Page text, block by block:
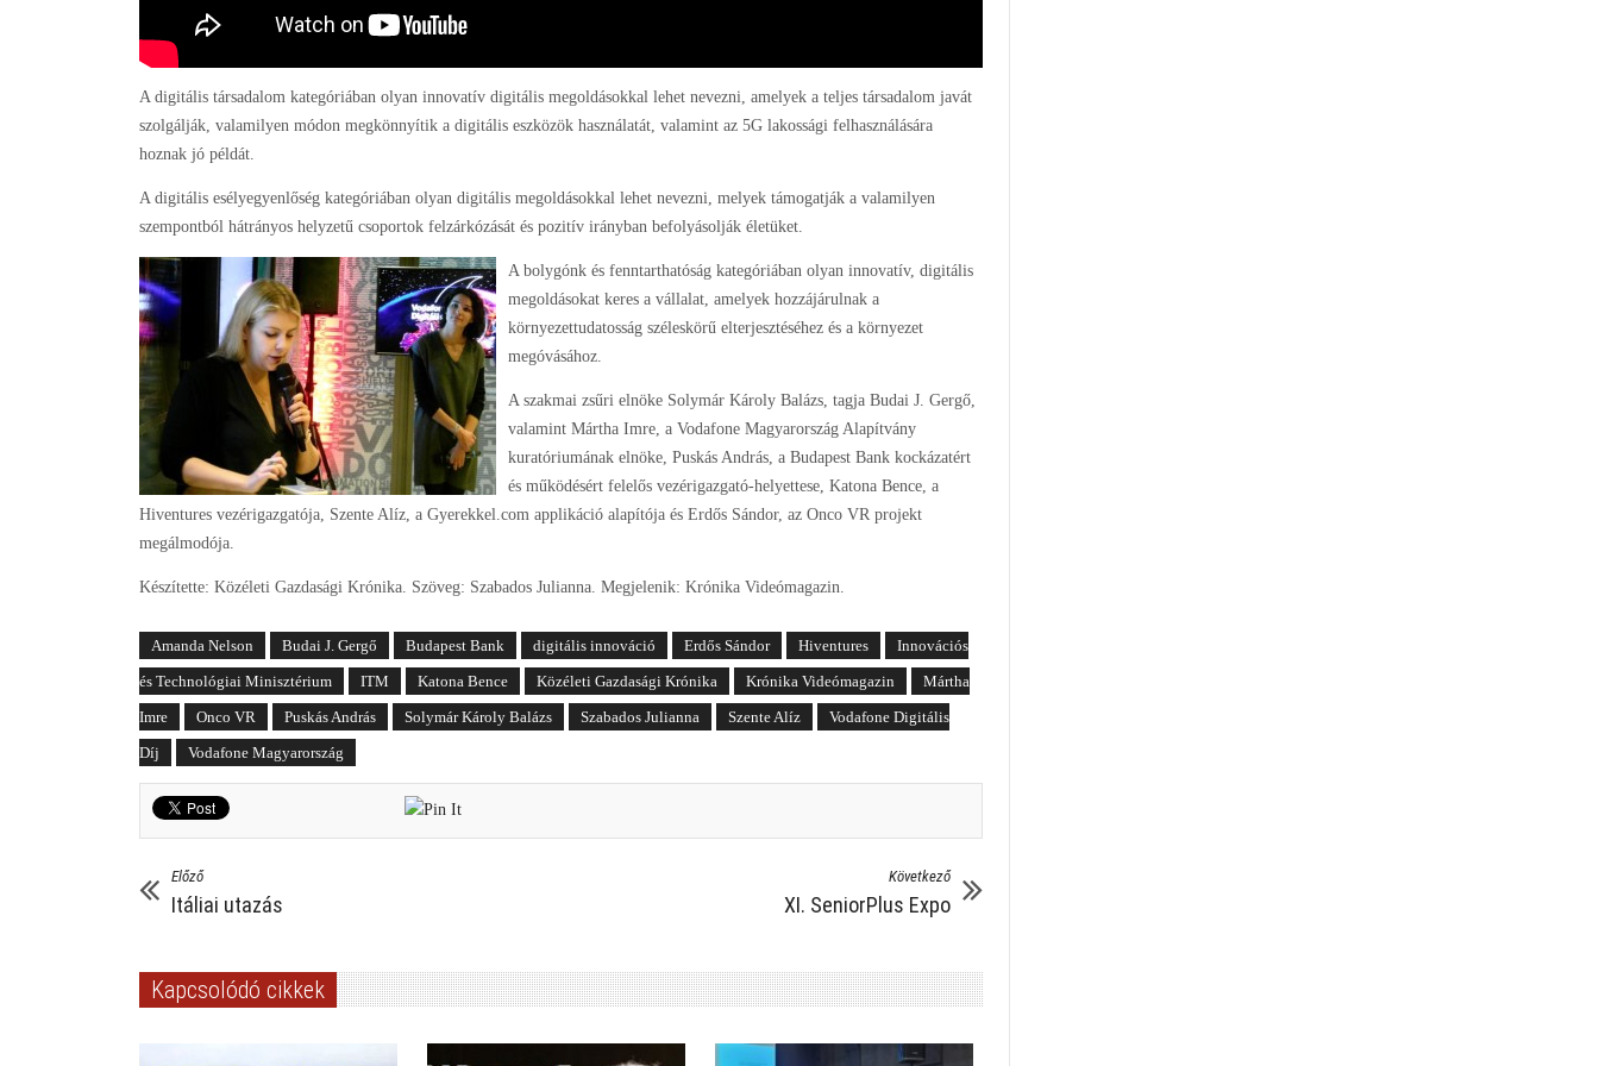
A digitális társadalom kategóriában olyan innovatív digitális megoldásokkal lehet nevezni, amelyek a teljes társadalom javát
szolgálják, valamilyen módon megkönnyítik a digitális eszközök használatát, valamint az 5G lakossági felhasználására
hoznak jó példát.
A digitális esélyegyenlőség kategóriában olyan digitális megoldásokkal lehet nevezni, melyek támogatják a valamilyen
szempontból hátrányos helyzetű csoportok felzárkózását és pozitív irányban befolyásolják életüket.
A bolygónk és fenntarthatóság kategóriában olyan innovatív, digitális
megoldásokat keres a vállalat, amelyek hozzájárulnak a
környezettudatosság széleskörű elterjesztéséhez és a környezet
megóvásához.
A szakmai zsűri elnöke Solymár Károly Balázs, tagja Budai J. Gergő,
valamint Mártha Imre, a Vodafone Magyarország Alapítvány
kuratóriumának elnöke, Puskás András, a Budapest Bank kockázatért
és működésért felelős vezérigazgató-helyettese, Katona Bence, a
Hiventures vezérigazgatója, Szente Alíz, a Gyerekkel.com applikáció alapítója és Erdős Sándor, az Onco VR projekt
megálmodója.
Készítette: Közéleti Gazdasági Krónika. Szöveg: Szabados Julianna. Megjelenik: Krónika Videómagazin.
Amanda Nelson Budai J. Gergő Budapest Bank digitális innováció Erdős Sándor Hiventures
Innovációs
és Technológiai Minisztérium
ITM Katona Bence Közéleti Gazdasági Krónika Krónika Videómagazin
Mártha
Imre
Onco VR Puskás András Solymár Károly Balázs Szabados Julianna Szente Alíz
Vodafone Digitális
Díj
Vodafone Magyarország
Előző
Itáliai utazás
Következő
XI. SeniorPlus Expo
Kapcsolódó cikkek